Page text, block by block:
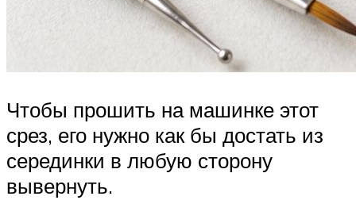
Чтобы прошить на машинке этот
срез, его нужно как бы достать из
серединки в любую сторону
вывернуть.